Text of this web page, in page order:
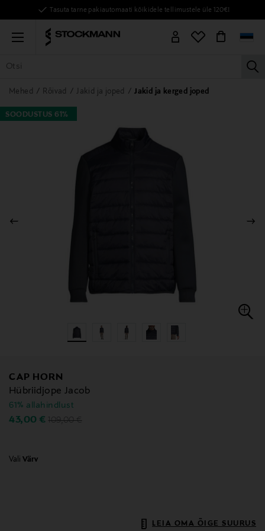
Tasuta tarne pakiautomaati kõikidele tellimustele üle 120€!
Menu
KÕIK TOOTED NAISED MEHED LAPSED KODU
Mehed Rõivad Jakid ja joped Jakid ja kerged joped
SOODUSTUS 61%
CAP HORN
Hübriidjope Jacob
61% allahindlust
Discounted Price
43,00 € Original Price
109,00 €
Vali Värv
LEIA OMA ÕIGE SUURUS